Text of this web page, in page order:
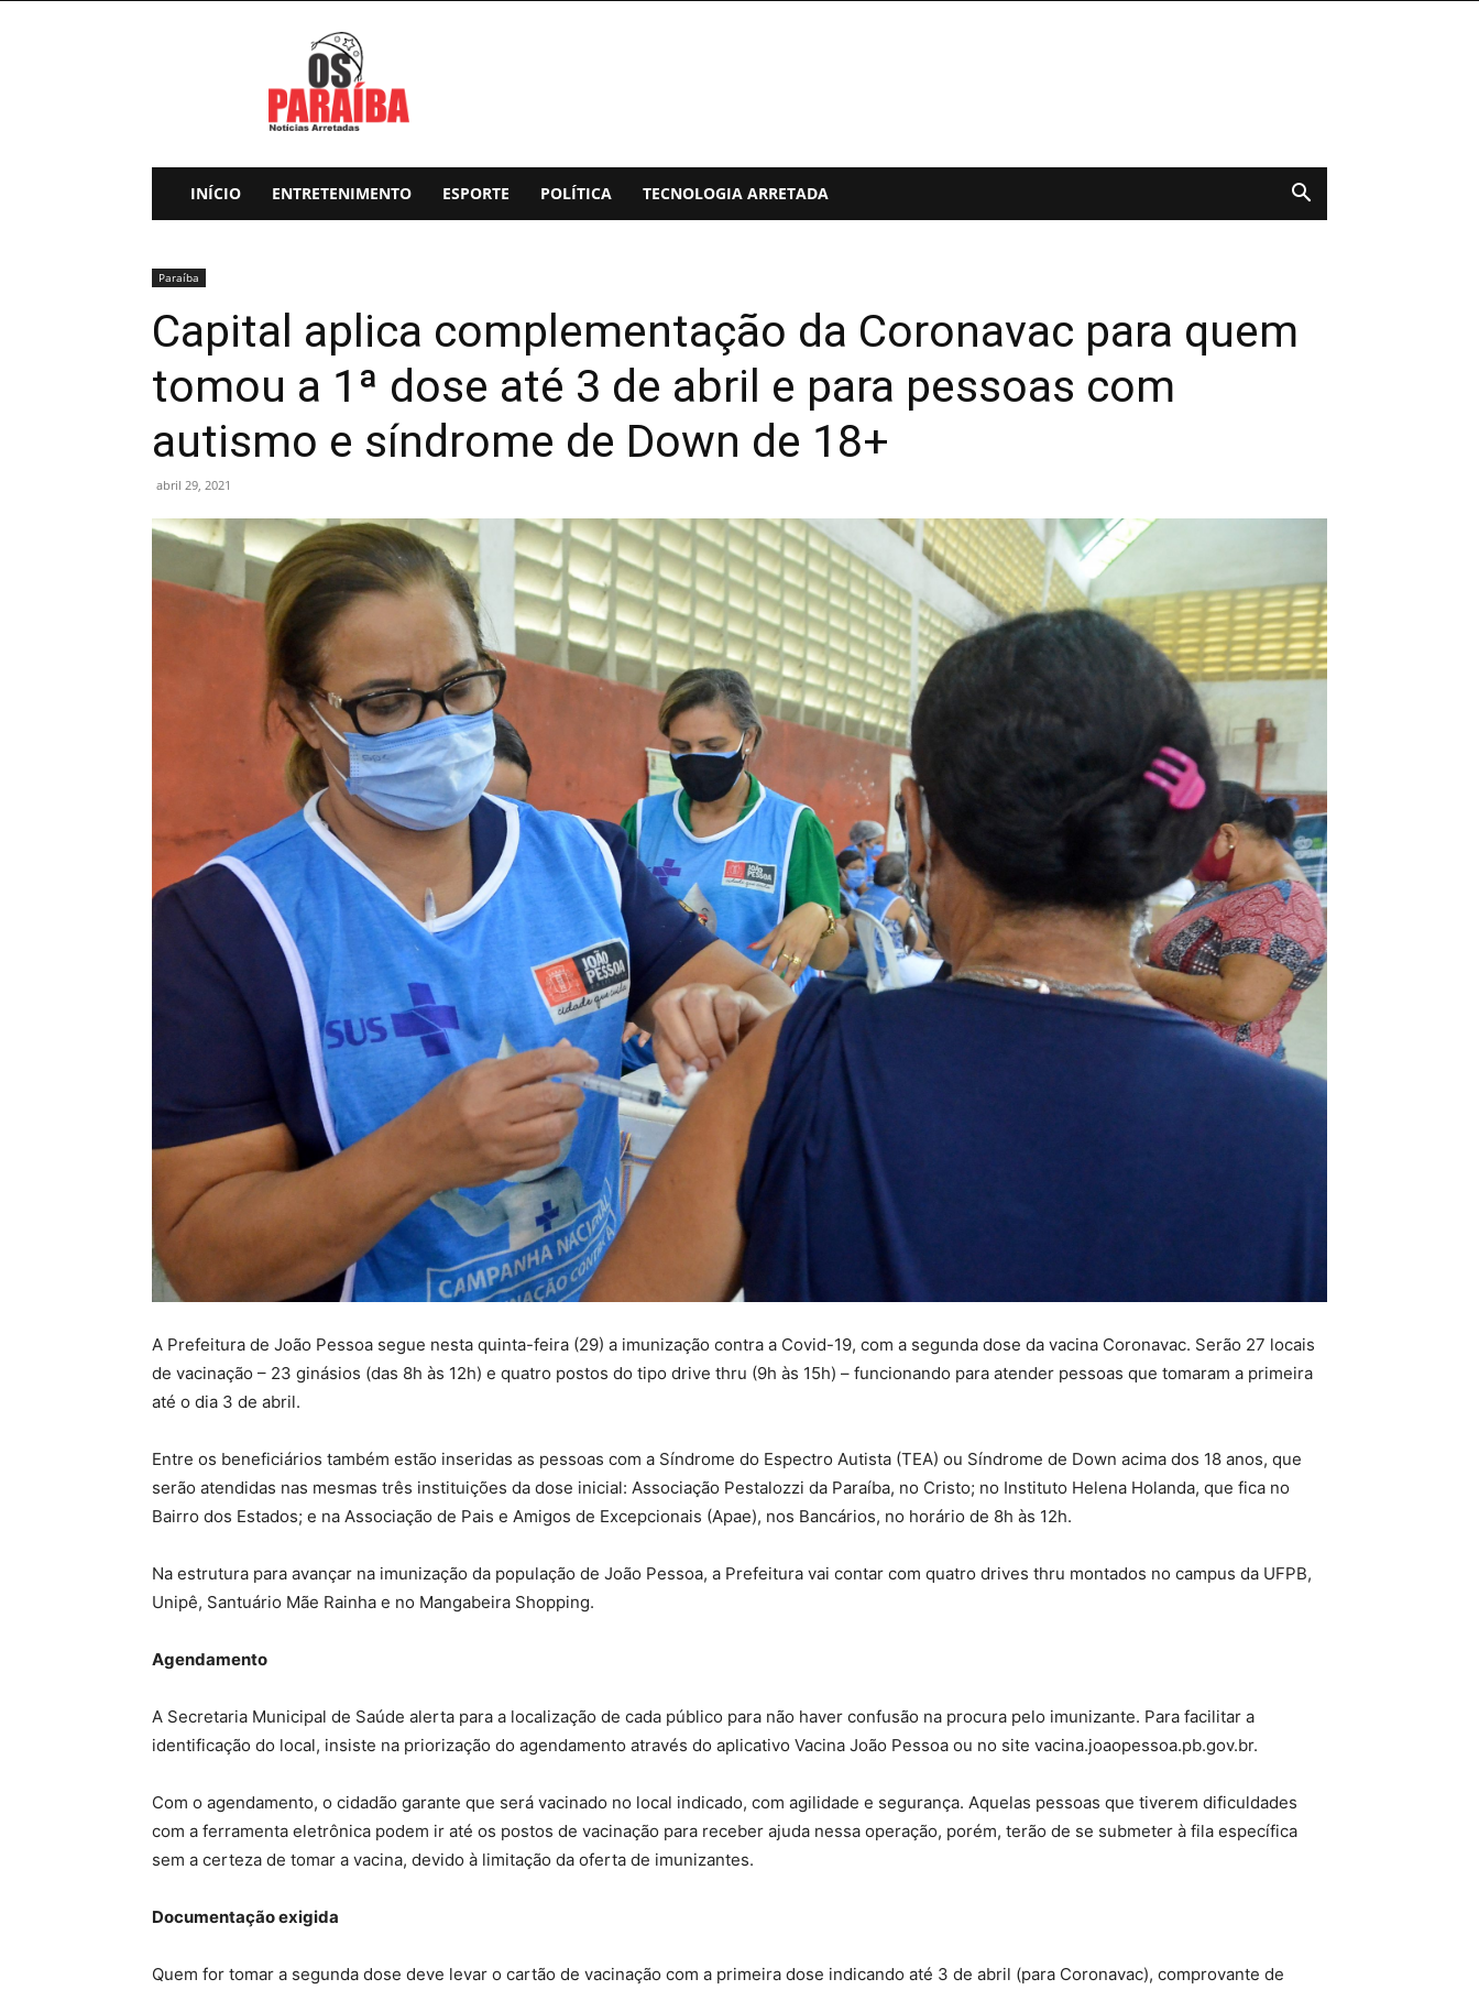
INÍCIO ENTRETENIMENTO ESPORTE POLÍTICA TECNOLOGIA ARRETADA
Paraíba
Capital aplica complementação da Coronavac para quem
tomou a 1ª dose até 3 de abril e para pessoas com
autismo e síndrome de Down de 18+
abril 29, 2021
A Prefeitura de João Pessoa segue nesta quinta-feira (29) a imunização contra a Covid-19, com a segunda dose da vacina Coronavac. Serão 27 locais
de vacinação – 23 ginásios (das 8h às 12h) e quatro postos do tipo drive thru (9h às 15h) – funcionando para atender pessoas que tomaram a primeira
até o dia 3 de abril.
Entre os beneficiários também estão inseridas as pessoas com a Síndrome do Espectro Autista (TEA) ou Síndrome de Down acima dos 18 anos, que
serão atendidas nas mesmas três instituições da dose inicial: Associação Pestalozzi da Paraíba, no Cristo; no Instituto Helena Holanda, que fica no
Bairro dos Estados; e na Associação de Pais e Amigos de Excepcionais (Apae), nos Bancários, no horário de 8h às 12h.
Na estrutura para avançar na imunização da população de João Pessoa, a Prefeitura vai contar com quatro drives thru montados no campus da UFPB,
Unipê, Santuário Mãe Rainha e no Mangabeira Shopping.
Agendamento
A Secretaria Municipal de Saúde alerta para a localização de cada público para não haver confusão na procura pelo imunizante. Para facilitar a
identificação do local, insiste na priorização do agendamento através do aplicativo Vacina João Pessoa ou no site vacina.joaopessoa.pb.gov.br.
Com o agendamento, o cidadão garante que será vacinado no local indicado, com agilidade e segurança. Aquelas pessoas que tiverem dificuldades
com a ferramenta eletrônica podem ir até os postos de vacinação para receber ajuda nessa operação, porém, terão de se submeter à fila específica
sem a certeza de tomar a vacina, devido à limitação da oferta de imunizantes.
Documentação exigida
Quem for tomar a segunda dose deve levar o cartão de vacinação com a primeira dose indicando até 3 de abril (para Coronavac), comprovante de